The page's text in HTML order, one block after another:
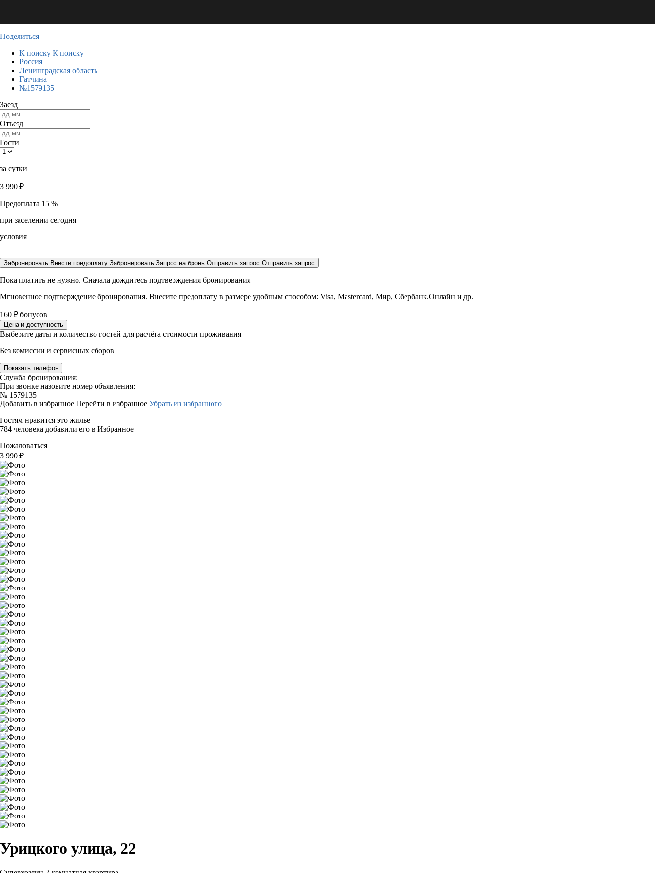
Поделиться
К поиску К поиску
Россия
Ленинградская область
Гатчина
№1579135
Заезд
Отъезд
Гости
за сутки
3 990 ₽
Предоплата 15 %
при заселении сегодня
условия
Забронировать Внести предоплату Забронировать Запрос на бронь Отправить запрос Отправить запрос
Пока платить не нужно. Сначала дождитесь подтверждения бронирования
Мгновенное подтверждение бронирования. Внесите предоплату в размере удобным способом: Visa, Mastercard, Мир, Сбербанк.Онлайн и др.
160 ₽ бонусов
Цена и доступность
Выберите даты и количество гостей для расчёта стоимости проживания
Без комиссии и сервисных сборов
Показать телефон
Служба бронирования:
При звонке назовите номер объявления:
№ 1579135
Добавить в избранное Перейти в избранное Убрать из избранного
Гостям нравится это жильё
784 человека добавили его в Избранное
Пожаловаться
3 990 ₽
Урицкого улица, 22